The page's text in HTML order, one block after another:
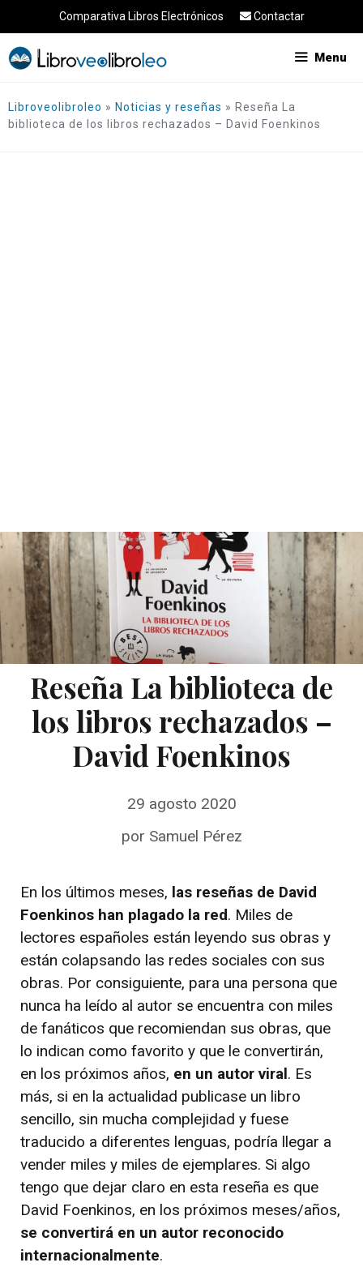
al
contenido
Comparativa Libros Electrónicos Contactar
Menu
Libroveolibroleo » Noticias y reseñas » Reseña La
biblioteca de los libros rechazados – David Foenkinos
Reseña La biblioteca de
los libros rechazados –
David Foenkinos
29 agosto 2020
por Samuel Pérez
En los últimos meses, las reseñas de David
Foenkinos han plagado la red. Miles de
lectores españoles están leyendo sus obras y
están colapsando las redes sociales con sus
obras. Por consiguiente, para una persona que
nunca ha leído al autor se encuentra con miles
de fanáticos que recomiendan sus obras, que
lo indican como favorito y que le convertirán,
en los próximos años, en un autor viral. Es
más, si en la actualidad publicase un libro
sencillo, sin mucha complejidad y fuese
traducido a diferentes lenguas, podría llegar a
vender miles y miles de ejemplares. Si algo
tengo que dejar claro en esta reseña es que
David Foenkinos, en los próximos meses/años,
se convertirá en un autor reconocido
internacionalmente.